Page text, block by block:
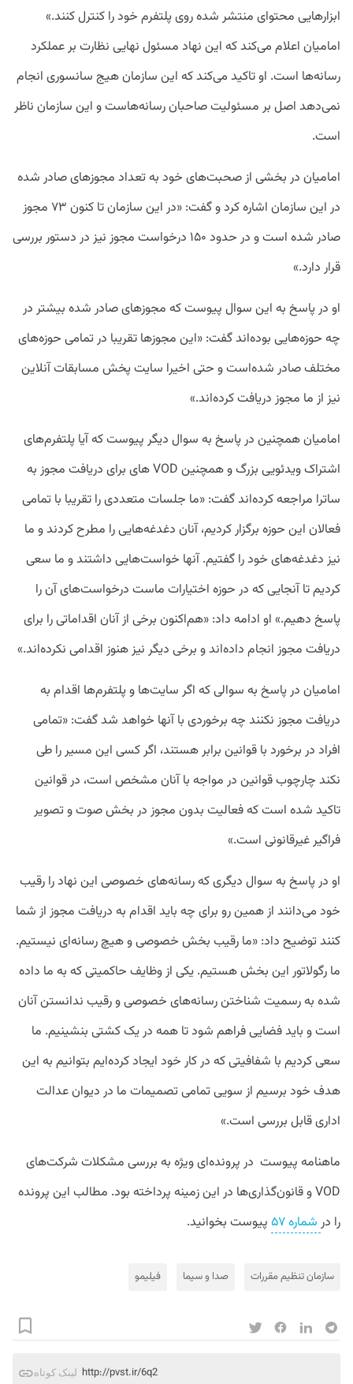
ابزارهایی محتوای منتشر شده روی پلتفرم خود را کنترل کنند.»
امامیان اعلام می‌کند که این نهاد مسئول نهایی نظارت بر عملکرد
رسانه‌ها است. او تاکید می‌کند که این سازمان هیج سانسوری انجام
نمی‌دهد اصل بر مسئولیت صاحبان رسانه‌هاست و این سازمان ناظر
است.
امامیان در بخشی از صحبت‌های خود به تعداد مجوزهای صادر شده
در این سازمان اشاره کرد و گفت: «در این سازمان تا کنون ۷۳ مجوز
صادر شده است و در حدود ۱۵۰ درخواست مجوز نیز در دستور بررسی
قرار دارد.»
او در پاسخ به این سوال پیوست که مجوزهای صادر شده بیشتر در
چه حوزه‌هایی بوده‌اند گفت: «این مجوزها تقریبا در تمامی حوزه‌های
مختلف صادر شده‌است و حتی اخیرا سایت پخش مسابقات آنلاین
نیز از ما مجوز دریافت کرده‌اند.»
امامیان همچنین در پاسخ به سوال دیگر پیوست که آیا پلتفرم‌های
اشتراک ویدئویی بزرگ و همچنین VOD های برای دریافت مجوز به
ساترا مراجعه کرده‌اند گفت: «ما جلسات متعددی را تقریبا با تمامی
فعالان این حوزه برگزار کردیم، آنان دغدغه‌هایی را مطرح کردند و ما
نیز دغدغه‌های خود را گفتیم. آنها خواست‌هایی داشتند و ما سعی
کردیم تا آنجایی که در حوزه اختیارات ماست درخواست‌های آن را
پاسخ دهیم.» او ادامه داد: «هم‌اکنون برخی از آنان اقداماتی را برای
دریافت مجوز انجام داده‌اند و برخی دیگر نیز هنوز اقدامی نکرده‌اند.»
امامیان در پاسخ به سوالی که اگر سایت‌ها و پلتفرم‌ها اقدام به
دریافت مجوز نکنند چه برخوردی با آنها خواهد شد گفت: «تمامی
افراد در برخورد با قوانین برابر هستند، اگر کسی این مسیر را طی
نکند چارچوب قوانین در مواجه با آنان مشخص است، در قوانین
تاکید شده است که فعالیت بدون مجوز در بخش صوت و تصویر
فراگیر غیرقانونی است.»
او در پاسخ به سوال دیگری که رسانه‌های خصوصی این نهاد را رقیب
خود می‌دانند از همین رو برای چه باید اقدام به دریافت مجوز از شما
کنند توضیح داد: «ما رقیب بخش خصوصی و هیچ رسانه‌ای نیستیم.
ما رگولاتور این بخش هستیم. یکی از وظایف حاکمیتی که به ما داده
شده به رسمیت شناختن رسانه‌های خصوصی و رقیب ندانستن آنان
است و باید فضایی فراهم شود تا همه در یک کشتی بنشینیم. ما
سعی کردیم با شفافیتی که در کار خود ایجاد کرده‌ایم بتوانیم به این
هدف خود برسیم از سویی تمامی تصمیمات ما در دیوان عدالت
اداری قابل بررسی است.»
ماهنامه پیوست در پرونده‌ای ویژه به بررسی مشکلات شرکت‌های
VOD و قانون‌گذاری‌ها در این زمینه پرداخته بود. مطالب این پرونده
را در شماره ۵۷ پیوست بخوانید.
سازمان تنظیم مقررات صدا و سیما فیلیمو
لینک کوتاه http://pvst.ir/6q2